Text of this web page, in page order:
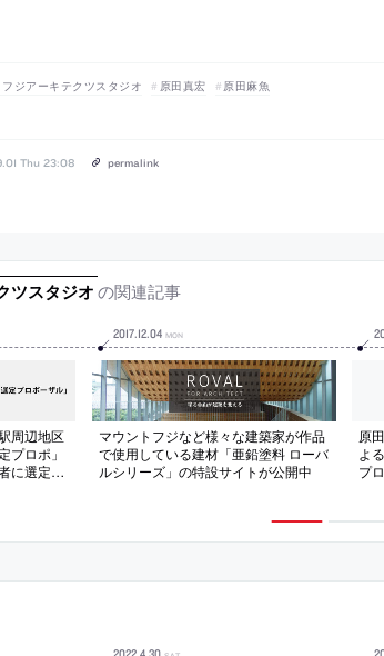
ジアーキテクツスタジオ 原田真宏 原田麻魚
Thu 23:08 permalink
ツスタジオ の関連記事
周辺地区
プロポ」
に選定さ
2017.12.04 MON
マウントフジなど様々な建築家が作品
で使用している建材「亜鉛塗料 ローバ
ルシリーズ」の特設サイトが公開中
原
よ
プ